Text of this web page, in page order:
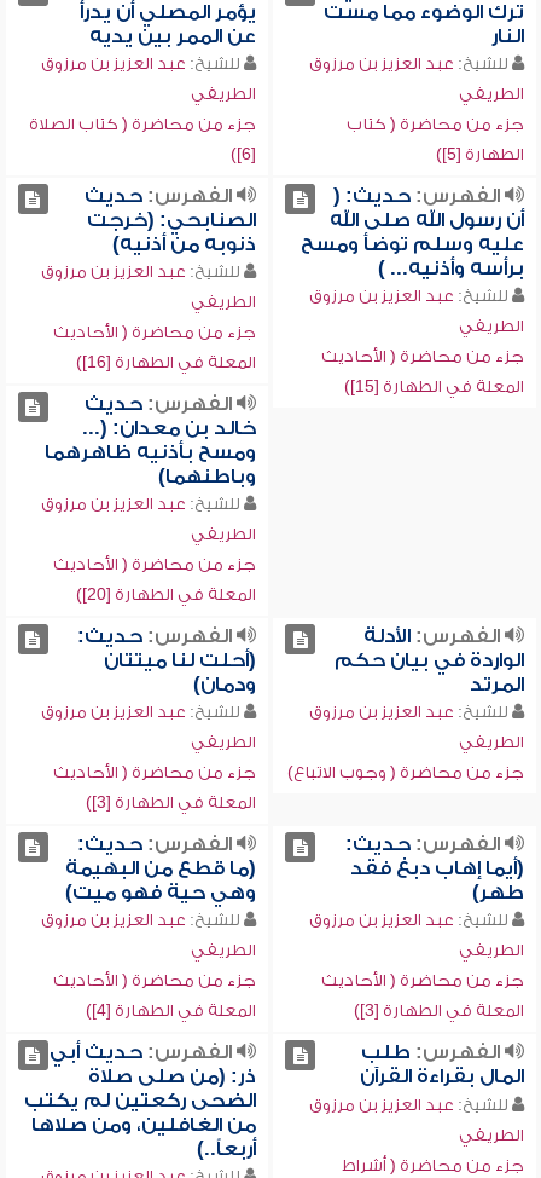
ترك الوضوء مما مست
النار
للشيخ: عبد العزيز بن مرزوق
الطريفي
جزء من محاضرة ( كتاب
الطهارة [5])
يؤمر المصلي أن يدرأ
عن الممر بين يديه
للشيخ: عبد العزيز بن مرزوق
الطريفي
جزء من محاضرة ( كتاب الصلاة
[6])
الفهرس:حديث: (
أن رسول الله صلى الله
عليه وسلم توضأ ومسح
برأسه وأذنيه... )
للشيخ: عبد العزيز بن مرزوق
الطريفي
جزء من محاضرة ( الأحاديث
المعلة في الطهارة [15])
الفهرس:حديث
الصنابحي: (خرجت
ذنوبه من أذنيه)
للشيخ: عبد العزيز بن مرزوق
الطريفي
جزء من محاضرة ( الأحاديث
المعلة في الطهارة [16])
الفهرس:حديث
خالد بن معدان: (...
ومسح بأذنيه ظاهرهما
وباطنهما)
للشيخ: عبد العزيز بن مرزوق
الطريفي
جزء من محاضرة ( الأحاديث
المعلة في الطهارة [20])
الفهرس:الأدلة
الواردة في بيان حكم
المرتد
للشيخ: عبد العزيز بن مرزوق
الطريفي
جزء من محاضرة ( وجوب الاتباع)
الفهرس:حديث:
(أحلت لنا ميتتان
ودمان)
للشيخ: عبد العزيز بن مرزوق
الطريفي
جزء من محاضرة ( الأحاديث
المعلة في الطهارة [3])
الفهرس:حديث:
(أيما إهاب دبغ فقد
طهر)
للشيخ: عبد العزيز بن مرزوق
الطريفي
جزء من محاضرة ( الأحاديث
المعلة في الطهارة [3])
الفهرس:حديث:
(ما قطع من البهيمة
وهي حية فهو ميت)
للشيخ: عبد العزيز بن مرزوق
الطريفي
جزء من محاضرة ( الأحاديث
المعلة في الطهارة [4])
الفهرس: طلب
المال بقراءة القرآن
للشيخ: عبد العزيز بن مرزوق
الطريفي
جزء من محاضرة ( أشراط
الفهرس:حديث أبي
ذر: (من صلى صلاة
الضحى ركعتين لم يكتب
من الغافلين، ومن صلاها
أربعاً..)